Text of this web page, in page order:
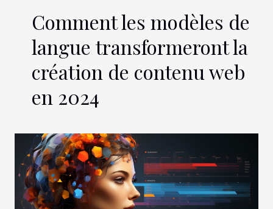
Comment les modèles de
langue transformeront la
création de contenu web
en 2024